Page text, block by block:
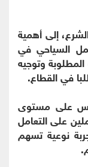
إلى أهمية
السياحي في
وتوجيه
في القطاع.
على مستوى
على التعامل
نوعية تسهم